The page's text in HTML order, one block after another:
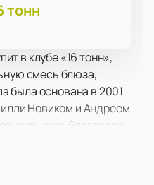
тонн
в клубе «16 тонн»,
смесь блюза,
была основана в 2001
Новиком и Андреем
благодаря
и харизматичному